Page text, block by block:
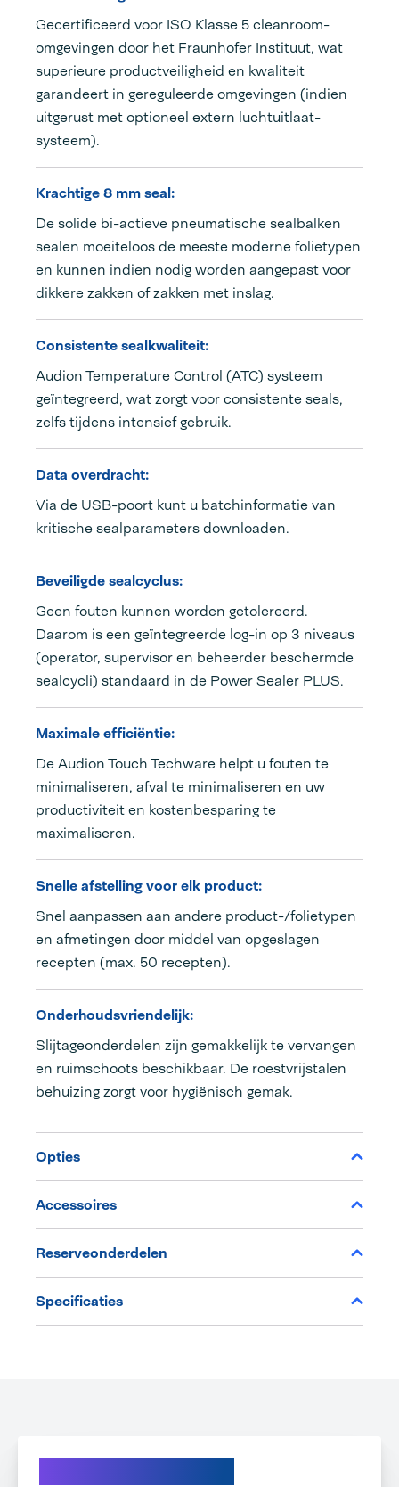
Gecertificeerd voor ISO Klasse 5 cleanroom-
omgevingen door het Fraunhofer Instituut, wat
superieure productveiligheid en kwaliteit
garandeert in gereguleerde omgevingen (indien
uitgerust met optioneel extern luchtuitlaat-
systeem).
Krachtige 8 mm seal:
De solide bi-actieve pneumatische sealbalken
sealen moeiteloos de meeste moderne folietypen
en kunnen indien nodig worden aangepast voor
dikkere zakken of zakken met inslag.
Consistente sealkwaliteit:
Audion Temperature Control (ATC) systeem
geïntegreerd, wat zorgt voor consistente seals,
zelfs tijdens intensief gebruik.
Data overdracht:
Via de USB-poort kunt u batchinformatie van
kritische sealparameters downloaden.
Beveiligde sealcyclus:
Geen fouten kunnen worden getolereerd.
Daarom is een geïntegreerde log-in op 3 niveaus
(operator, supervisor en beheerder beschermde
sealcycli) standaard in de Power Sealer PLUS.
Maximale efficiëntie:
De Audion Touch Techware helpt u fouten te
minimaliseren, afval te minimaliseren en uw
productiviteit en kostenbesparing te
maximaliseren.
Snelle afstelling voor elk product:
Snel aanpassen aan andere product-/folietypen
en afmetingen door middel van opgeslagen
recepten (max. 50 recepten).
Onderhoudsvriendelijk:
Slijtageonderdelen zijn gemakkelijk te vervangen
en ruimschoots beschikbaar. De roestvrijstalen
behuizing zorgt voor hygiënisch gemak.
Opties
Accessoires
Reserveonderdelen
Specificaties